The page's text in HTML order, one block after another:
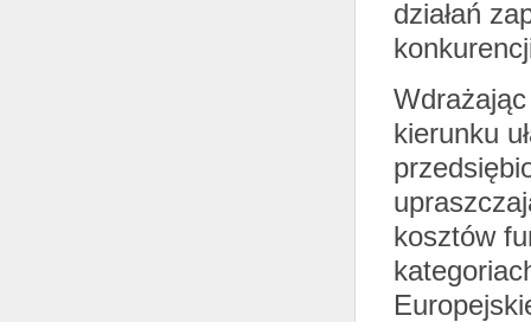
działań
Wdrażając
kierunku
kosztów